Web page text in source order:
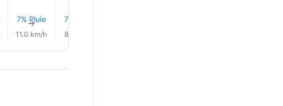
7% Pluie
↑
11.0 km/h
7% Pluie
8.0 km/h